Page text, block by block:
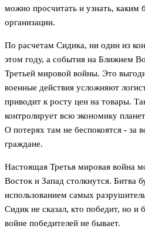
можно просчитать и узнать, каким
организации.
По расчетам Сидика, ни один из
этом году, а события на Ближнем
Третьей мировой войны. Это
военные действия усложняют
приводит к росту цен на товары.
контролирует всю экономику
О потерях там не беспокоятся - за
граждане.
Настоящая Третья мировая война
Восток и Запад столкнутся. Битва
использованием самых
Сидик не сказал, кто победит, но и
войне победителей не бывает.